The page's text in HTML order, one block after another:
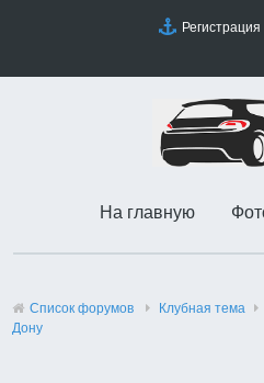
Регистрация
На главную
Список форумов Клубная тема
Дону